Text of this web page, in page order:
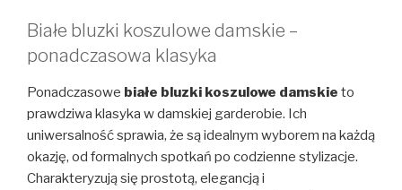
Białe bluzki koszulowe damskie –
ponadczasowa klasyka
Ponadczasowe białe bluzki koszulowe damskie to
prawdziwa klasyka w damskiej garderobie. Ich
uniwersalność sprawia, że są idealnym wyborem na każdą
okazję, od formalnych spotkań po codzienne stylizacje.
Charakteryzują się prostotą, elegancją i